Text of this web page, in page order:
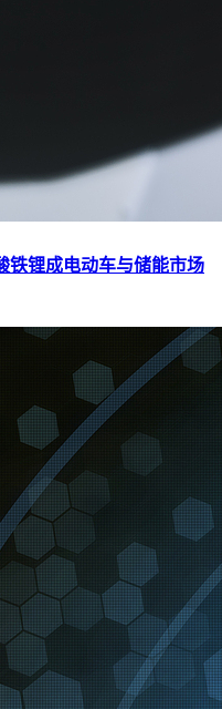
铁锂成电动车与储能市场